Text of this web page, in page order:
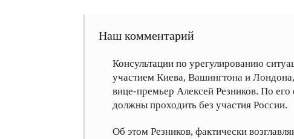
Наш комментарий
Консультации по урегулированию
участием Киева, Вашингтона и
вице-премьер Алексей Резников. По
должны проходить без участия России.
Об этом Резников, фактически